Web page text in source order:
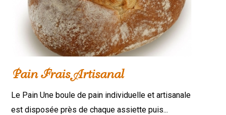
Pain Frais Artisanal
Le Pain Une boule de pain individuelle et artisanale
est disposée près de chaque assiette puis...